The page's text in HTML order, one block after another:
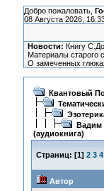
Добро пожаловать,
08 Августа 2026,
Новости: Книгу
Материалы старого
О замеченных
Квантовый
Вадим
(аудиокнига)
Страниц: [1] 2 3 4
Автор